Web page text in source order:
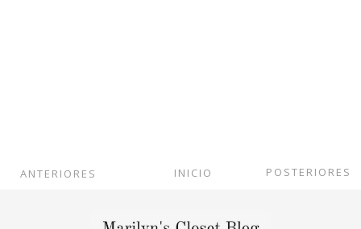
POSTERIORES
INICIO
ANTERIORES